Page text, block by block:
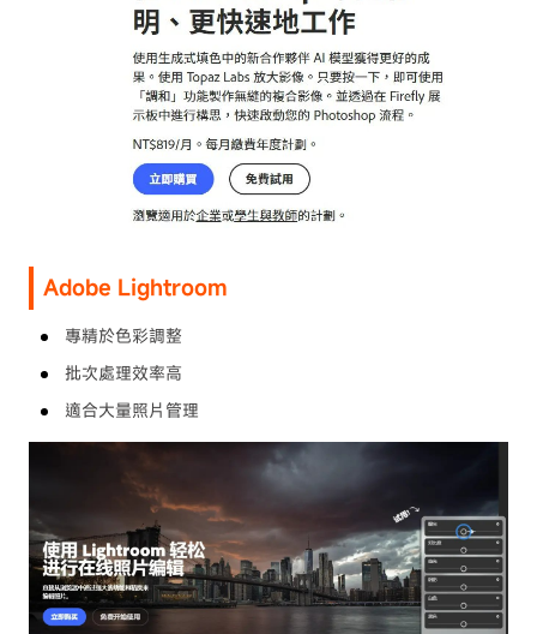
Adobe Lightroom
專精於色彩調整
批次處理效率高
適合大量照片管理